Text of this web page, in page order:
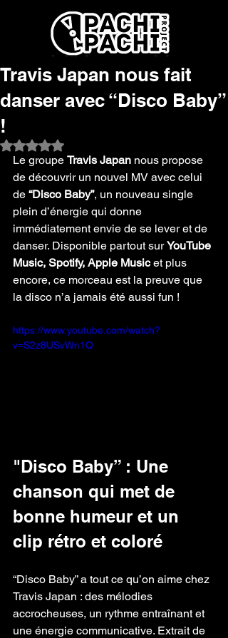
Travis Japan nous fait
danser avec “Disco Baby”
!
Noté NaN étoiles sur 5.
Le groupe Travis Japan nous propose
de découvrir un nouvel MV avec celui
de “Disco Baby”, un nouveau single
plein d’énergie qui donne
immédiatement envie de se lever et de
danser. Disponible partout sur YouTube
Music, Spotify, Apple Music et plus
encore, ce morceau est la preuve que
la disco n’a jamais été aussi fun !
https://www.youtube.com/watch?
v=S2z8USvWn1Q
"Disco Baby” : Une
chanson qui met de
bonne humeur et un
clip rétro et coloré
“Disco Baby” a tout ce qu’on aime chez
Travis Japan : des mélodies
accrocheuses, un rythme entraînant et
une énergie communicative. Extrait de